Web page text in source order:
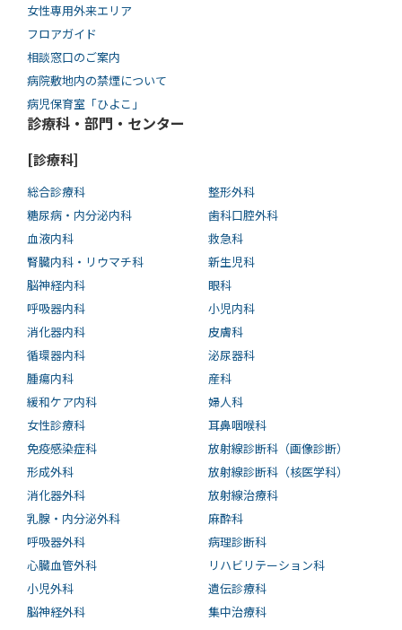
女性専用外来エリア
フロアガイド
相談窓口のご案内
病院敷地内の禁煙について
病児保育室「ひよこ」
診療科・部門・センター
[診療科]
総合診療科
糖尿病・内分泌内科
血液内科
腎臓内科・リウマチ科
脳神経内科
呼吸器内科
消化器内科
循環器内科
腫瘍内科
緩和ケア内科
女性診療科
免疫感染症科
形成外科
消化器外科
乳腺・内分泌外科
呼吸器外科
心臓血管外科
小児外科
脳神経外科
整形外科
歯科口腔外科
救急科
新生児科
眼科
小児内科
皮膚科
泌尿器科
産科
婦人科
耳鼻咽喉科
放射線診断科（画像診断）
放射線診断科（核医学科）
放射線治療科
麻酔科
病理診断科
リハビリテーション科
遺伝診療科
集中治療科